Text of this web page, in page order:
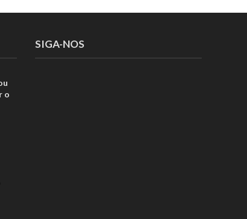
o
SIGA-NOS